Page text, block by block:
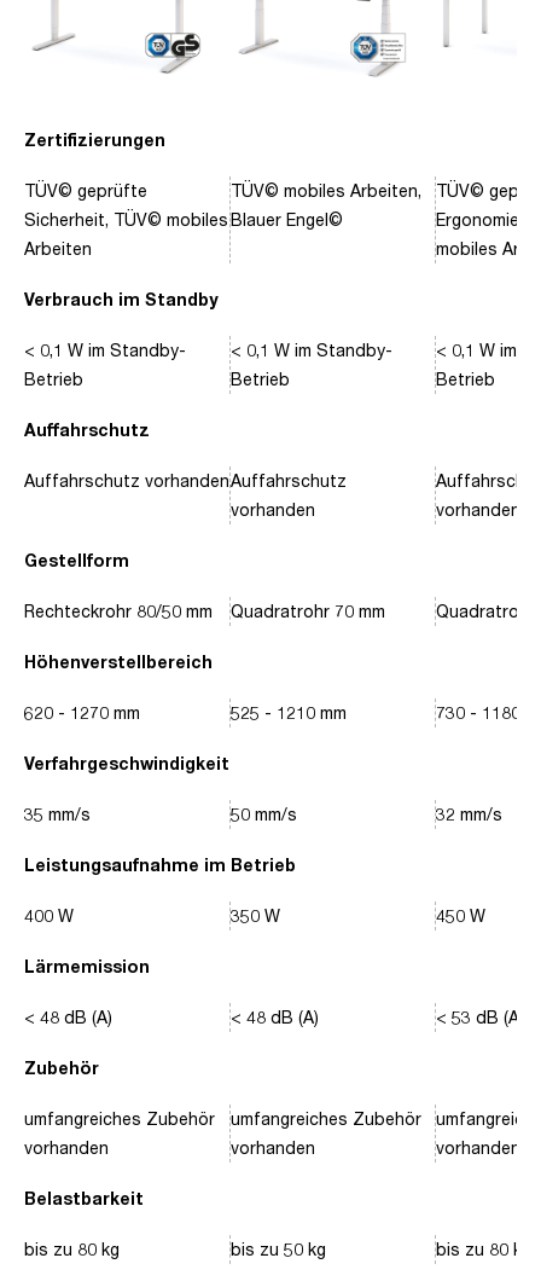
Zertifizierungen
Verbrauch im Standby
Auffahrschutz
Gestellform
Höhenverstellbereich
Verfahrgeschwindigkeit
Leistungsaufnahme im Betrieb
Lärmemission
Zubehör
Belastbarkeit
TÜV© geprüfte
Sicherheit, TÜV© mobiles
Arbeiten
< 0,1 W im Standby-
Betrieb
Auffahrschutz vorhanden
Rechteckrohr 80/50 mm
620 - 1270 mm
35 mm/s
400 W
< 48 dB (A)
umfangreiches Zubehör
vorhanden
bis zu 80 kg
TÜV© mobiles Arbeiten,
Blauer Engel©
< 0,1 W im Standby-
Betrieb
Auffahrschutz
vorhanden
Quadratrohr 70 mm
525 - 1210 mm
50 mm/s
350 W
< 48 dB (A)
umfangreiches Zubehör
vorhanden
bis zu 50 kg
TÜV©
Ergonomie,
mobiles
< 0,1 W im
Betrieb
vorhanden
Quadratrohr
730 - 1180
32 mm/s
450 W
< 53 dB (A)
vorhanden
bis zu 80 kg